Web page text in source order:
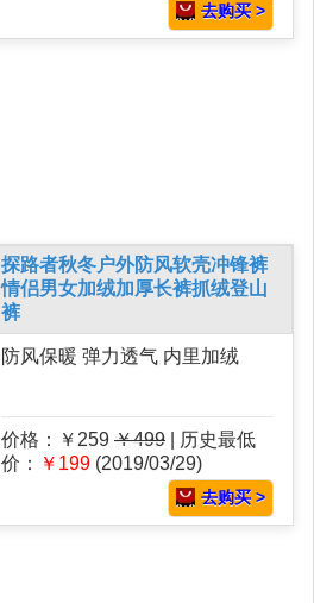
去购买 >
探路者秋冬户外防风软壳冲锋裤
情侣男女加绒加厚长裤抓绒登山
裤
防风保暖 弹力透气 内里加绒
价格：￥259 ￥499 | 历史最低
价：
￥199 (2019/03/29)
去购买 >